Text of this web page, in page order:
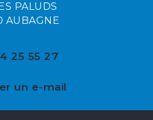
PALUDS
AUBAGNE
25 55 27
un e-mail